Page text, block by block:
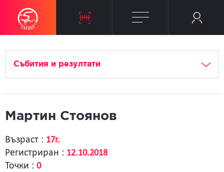
Събития и резултати
Мартин Стоянов
Възраст : 17г.
Регистриран : 12.10.2018
Точки : 0